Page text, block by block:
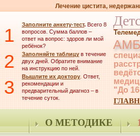
Лечение цистита,
1 Заполните анкету-тест. Всего 8
вопросов. Сумма баллов –
ответ на вопрос: здоров ли мой
ребёнок?
2 Заполняйте таблицу в течение
двух дней. Обратите внимание
на инструкцию по ней.
3 Вышлите их доктору. Ответ,
рекомендации и
предварительный диагноз – в
течение суток.
"До
О МЕТОДИКЕ